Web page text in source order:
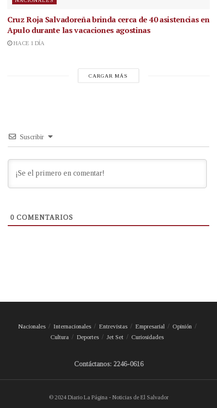
Cruz Roja Salvadoreña brinda cerca de 40 asistencias en
Apulo durante las vacaciones agostinas
HACE 1 DÍA
CARGAR MÁS
Suscribir
0 COMENTARIOS
Nacionales Internacionales Entrevistas Empresarial
Opinión
Cultura
Deportes Jet Set Curiosidades
Contáctanos: 2246-0616
© 2024 Diario La Página - Noticias de El Salvador